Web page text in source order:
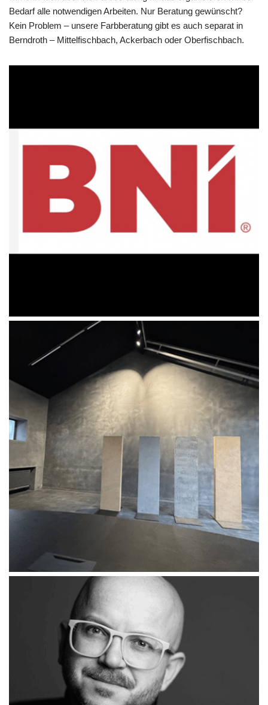
Bedarf alle notwendigen Arbeiten. Nur Beratung gewünscht?
Kein Problem – unsere Farbberatung gibt es auch separat in
Berndroth – Mittelfischbach, Ackerbach oder Oberfischbach.